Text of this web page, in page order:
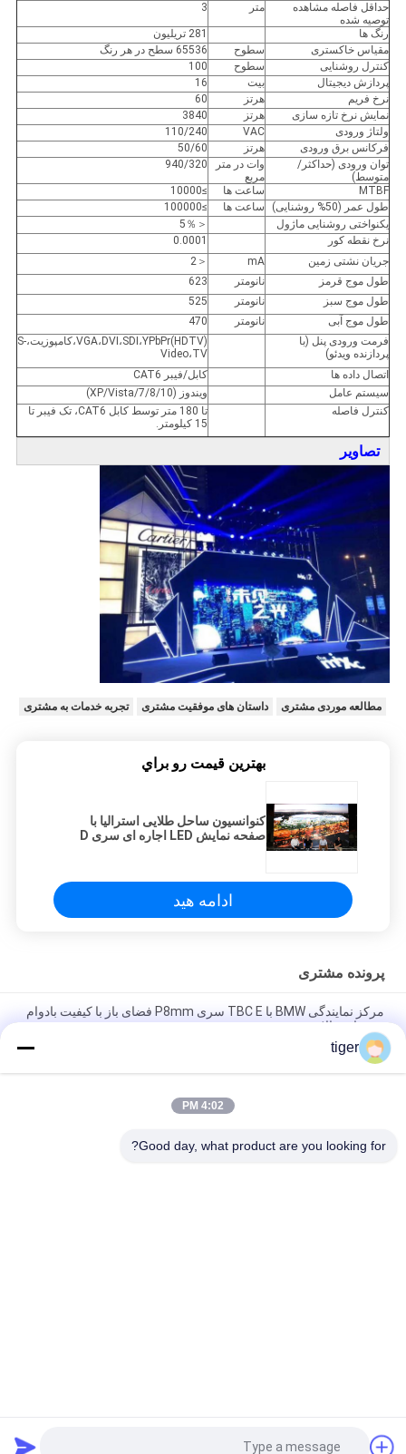
حداقل فاصله مشاهده
توصیه شده
متر 3
رنگ ها
281 تریلیون
مقیاس خاکستری
سطوح
65536 سطح در هر رنگ
کنترل روشنایی
سطوح
100
پردازش دیجیتال
بیت
16
نرخ فریم
هرتز
60
نمایش نرخ تازه سازی
هرتز
3840
ولتاژ ورودی
VAC
110/240
فرکانس برق ورودی
هرتز
50/60
توان ورودی (حداکثر/
متوسط)
وات در متر
مربع
940/320
MTBF ساعت ها
≥10000
طول عمر (50% روشنایی)
ساعت ها
≥100000
یکنواختی روشنایی ماژول
＜5％
نرخ نقطه کور
0.0001
جریان نشتی زمین
mA
＜2
طول موج قرمز
نانومتر
623
طول موج سبز
نانومتر
525
طول موج آبی
نانومتر
470
فرمت ورودی پنل (با
پردازنده ویدئو)
VGA،DVI،SDI،YPbPr(HDTV)،کامپوزیت،S-
Video،TV
اتصال داده ها
کابل/فیبر CAT6
سیستم عامل
ویندوز (XP/Vista/7/8/10)
کنترل فاصله
تا 180 متر توسط کابل CAT6، تک فیبر تا
15 کیلومتر.
تصاویر
مطالعه موردی مشتری داستان های موفقیت مشتری تجربه خدمات به مشتری
بهترين قيمت رو براي
کنوانسیون ساحل طلایی استرالیا با
صفحه نمایش LED اجاره ای سری D
ادامه هید
پرونده مشتری
مرکز نمایندگی BMW با TBC E سری P8mm فضای باز با کیفیت بادوام
روشنایی بالا
نرخ تازه سازی بالا 3840 هرتز
سری S P8 برای هتل‌های شیلی تجاری استفاده از دید بالا تصویر شفاف
tiger
4:02 PM
Good day, what product are you looking for?